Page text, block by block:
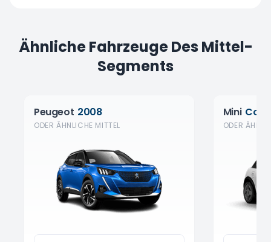
Ähnliche Fahrzeuge Des Mittel-
Segments
Peugeot 2008
ODER ÄHNLICHE MITTEL
Mini
ODER